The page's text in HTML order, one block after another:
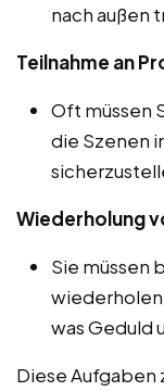
nach außen
Teilnahme an
Oft müssen
die Szenen
Wiederholung
Sie müssen
was Geduld
Diese Aufgaben